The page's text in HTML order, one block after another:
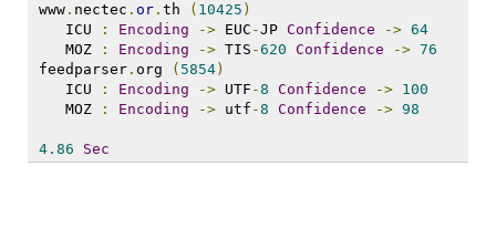
www . nectec . or . th ( 10425 )
ICU
: Encoding -> EUC -JP Confidence -> 64
MOZ
: Encoding -> TIS -620 Confidence -> 76
feedparser . org ( 5854)
ICU
: Encoding -> UTF -8 Confidence -> 100
MOZ
: Encoding -> utf -8 Confidence -> 98
4.86 Sec